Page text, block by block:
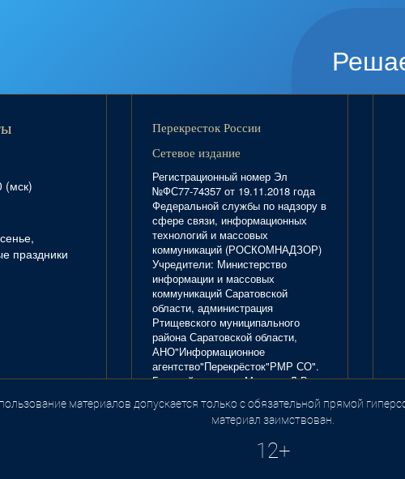
(мск)
праздники
Перекресток России
Сетевое издание
Регистрационный номер Эл
№ФС77-74357 от 19.11.2018 года
Федеральной службы по надзору в
сфере связи, информационных
технологий и массовых
коммуникаций (РОСКОМНАДЗОР)
Учредители: Министерство
информации и массовых
коммуникаций Саратовской
области, администрация
Ртищевского муниципального
района Саратовской области,
АНО"Информационное
агентство"Перекрёсток"РМР СО".
Главный редактор Маркова Л.В.
Тел. 8(84540)4-20-72; отдел
рекламы - 4-29-10.
материалов допускается только с обязательной прямой
материал заимствован.
12+